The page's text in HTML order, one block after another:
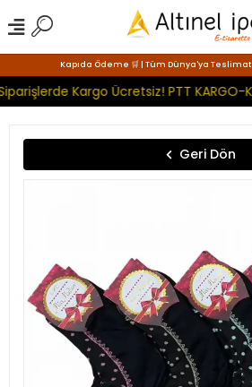
Kapıda Ödeme 🛒 | Tüm Dünya'ya Teslimat
Kargo Ücretsiz! PTT KARGO-
Geri Dön